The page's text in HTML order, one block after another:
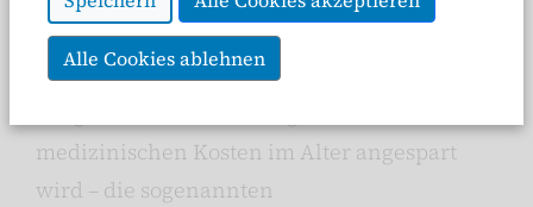
Krankenversicherung gehört, dass aus den
Beiträgen der Versicherten von Anfang an
medizinischen Kosten im Alter angespart
wird – die sogenannten
Alle Cookies ablehnen